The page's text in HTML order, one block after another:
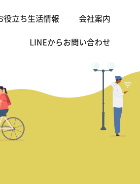
役立ち生活情報 会社案内
LINEからお問い合わせ
部長の熱血レビュー>バス ザ レジデンス